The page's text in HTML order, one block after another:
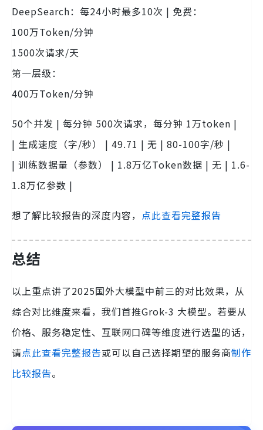
DeepSearch：每24小时最多10次 | 免费：
100万Token/分钟
1500次请求/天
第一层级：
400万Token/分钟
50个并发 | 每分钟 500次请求，每分钟 1万token |
| 生成速度（字/秒） | 49.71 | 无 | 80-100字/秒 |
| 训练数据量（参数） | 1.8万亿Token数据 | 无 | 1.6-
1.8万亿参数 |
想了解比较报告的深度内容， 点此查看完整报告
总结
以上重点讲了2025国外大模型中前三的对比效果，从
综合对比维度来看，我们首推Grok-3 大模型。若要从
价格、服务稳定性、互联网口碑等维度进行选型的话，
请点此查看完整报告或可以自己选择期望的服务商制作
比较报告。